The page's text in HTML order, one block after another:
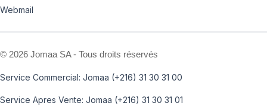
Webmail
© 2026 Jomaa SA - Tous droits réservés
Service Commercial: Jomaa (+216) 31 30 31 00
Service Apres Vente: Jomaa (+216) 31 30 31 01